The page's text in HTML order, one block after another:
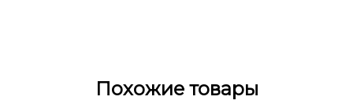
Похожие товары